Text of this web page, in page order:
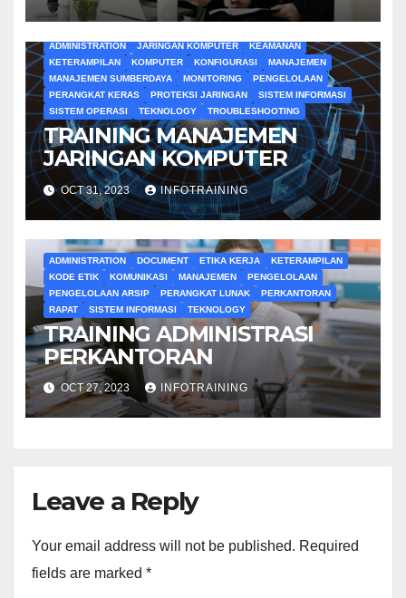
ADMINISTRATION JARINGAN KOMPUTER
KEAMANAN
KETERAMPILAN
KOMPUTER KONFIGURASI
MANAJEMEN
MANAJEMEN SUMBERDAYA
MONITORING
PENGELOLAAN
PERANGKAT KERAS
PROTEKSI JARINGAN
SISTEM INFORMASI
SISTEM OPERASI
TEKNOLOGY TROUBLESHOOTING
TRAINING MANAJEMEN
JARINGAN KOMPUTER
OCT 31, 2023 INFOTRAINING
ADMINISTRATION DOCUMENT ETIKA KERJA
KETERAMPILAN
KODE ETIK
KOMUNIKASI MANAJEMEN
PENGELOLAAN
PENGELOLAAN ARSIP
PERANGKAT LUNAK
PERKANTORAN
RAPAT
SISTEM INFORMASI TEKNOLOGY
TRAINING ADMINISTRASI
PERKANTORAN
OCT 27, 2023 INFOTRAINING
Leave a Reply
Your email address will not be published. Required
fields are marked *